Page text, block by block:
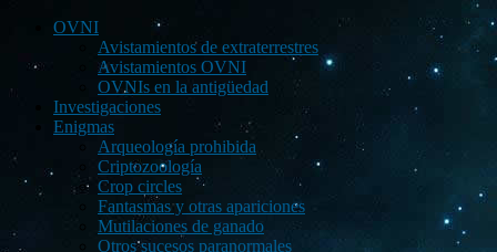
OVNI
Avistamientos de extraterrestres
Avistamientos OVNI
OVNIs en la antigüedad
Investigaciones
Enigmas
Arqueología prohibida
Criptozoología
Crop circles
Fantasmas y otras apariciones
Mutilaciones de ganado
Otros sucesos paranormales